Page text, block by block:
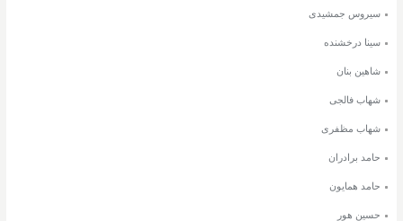
سیروس جمشیدی
سینا درخشنده
شاهین بنان
شهاب فالجی
شهاب مظفری
حامد برادران
حامد همایون
حسین هور